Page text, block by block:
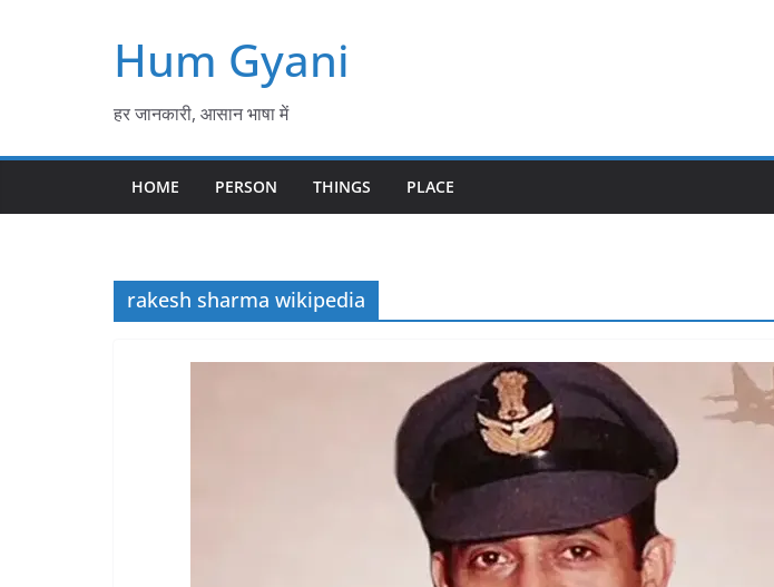
Hum Gyani
हर जानकारी, आसान भाषा में
HOME PERSON THINGS PLACE
rakesh sharma wikipedia